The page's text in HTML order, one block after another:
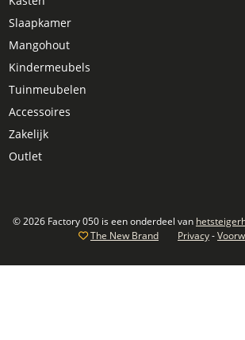
Slaapkamer
Mangohout
Kindermeubels
Tuinmeubelen
Accessoires
Zakelijk
Outlet
© 2026 Factory 050 is een onderdeel van
The New Brand
Privacy-